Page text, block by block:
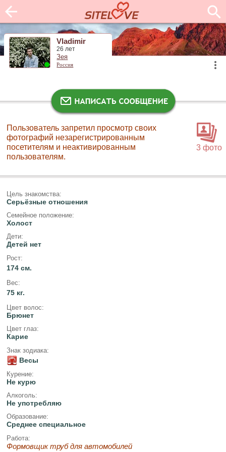
Vladimir
26 лет
Зея
Россия
3 фото
Пользователь запретил просмотр своих
фотографий незарегистрированным
посетителям и неактивированным
пользователям.
Цель знакомства:
Серьёзные отношения
Семейное положение:
Холост
Дети:
Детей нет
Рост:
174 см.
Вес:
75 кг.
Цвет волос:
Брюнет
Цвет глаз:
Карие
Знак зодиака:
Весы
Курение:
Не курю
Алкоголь:
Не употребляю
Образование:
Среднее специальное
Работа:
Формовщик труб для автомобилей